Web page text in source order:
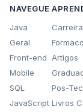
NAVEGUE
Java
Geral
Front-end
Mobile
SQL
JavaScript
Artigos
Pos-
Livros